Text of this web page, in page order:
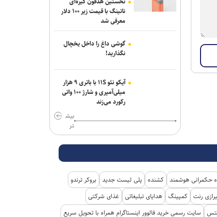
مقام یمنی: عربستان از قدرت نظامی صنعا
سقوط آراء مرتبط با حزب نتانیاهو در آستانه
انتخابات کنست
سناتور آمریکایی: جنگ غیرقانونی ترامپ
علیه ایران باید فوراً متوقف شود
مخبر: قلمِ خبرنگارِ ایرانی از سلاح دشمن
ادعای حکومت جولانی درباره خنثی‌سازی
عملیات داعش در دمشق
یورش صهیونیست‌ها به چند منطقه در
کرانه باختری
ناتینگ با قیمت زیر ۱۰۰ دلار
معرفی شد
گوشی داغ را داخل یخچال
نگذارید!
آیکو نئو ۱۱S با باتری ۹ هزار
میلی‌آمپری و شارژ ۱۰۰ واتی
رکورد می‌زند
بیش
تر
حکمرانی هوشمند کشنده پلی لیست جدید
بروکر ترندو
رنت کمپینگ هدایای تبلیغاتی
غذای شرکتی
سایت رسمی خرید فالوور اینستاگرام همراه با تحویل سریع